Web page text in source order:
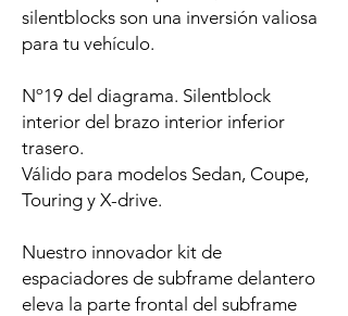
silentblocks son una inversión valiosa
para tu vehículo.
Nº19 del diagrama. Silentblock
interior del brazo interior inferior
trasero.
Válido para modelos Sedan, Coupe,
Touring y X-drive.
Nuestro innovador kit de
espaciadores de subframe delantero
eleva la parte frontal del subframe